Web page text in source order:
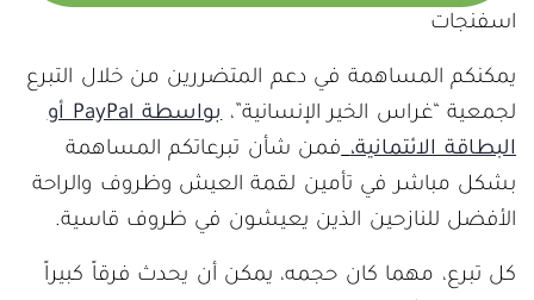
اسفنجات
يمكنكم المساهمة في دعم المتضررين من خلال التبرع
لجمعية “غراس الخير الإنسانية”،
بواسطة PayPal أو
البطاقة الائتمانية، فمن شأن تبرعاتكم المساهمة
بشكل مباشر في تأمين لقمة العيش وظروف والراحة
الأفضل للنازحين الذين يعيشون في ظروف قاسية.
كل تبرع، مهما كان حجمه، يمكن أن يحدث فرقاً كبيراً